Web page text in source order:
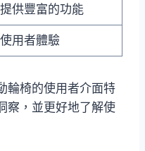
供豐富的功能
用者體驗
輪椅的使用者介面特
察，並更好地了解使